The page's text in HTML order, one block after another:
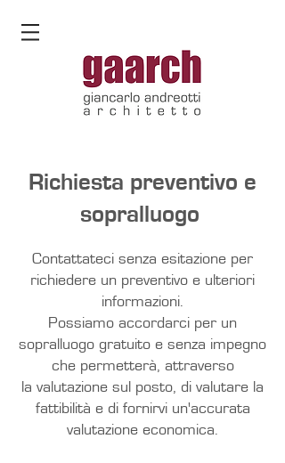
Richiesta preventivo e
sopralluogo
Contattateci senza esitazione per
richiedere un preventivo e ulteriori
informazioni.
Possiamo accordarci per un
sopralluogo gratuito e senza impegno
che permetterà, attraverso
la valutazione sul posto, di valutare la
fattibilità e di fornirvi un'accurata
valutazione economica.